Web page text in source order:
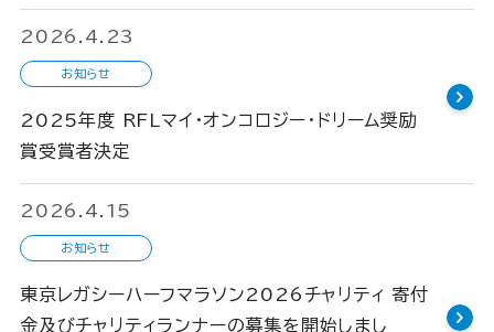
2026.4.23
お知らせ
2025年度 RFLマイ・オンコロジー・ドリーム奨励
賞受賞者決定
2026.4.15
お知らせ
東京レガシーハーフマラソン2026チャリティ 寄付
金及びチャリティランナーの募集を開始しまし